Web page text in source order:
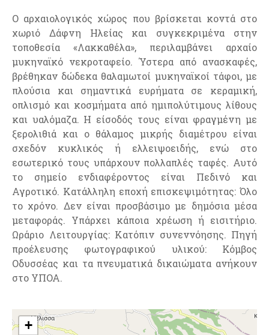
Ο αρχαιολογικός χώρος που βρίσκεται κοντά στο
χωριό Δάφνη Ηλείας και συγκεκριμένα στην
τοποθεσία «Λακκαθέλα», περιλαμβάνει αρχαίο
μυκηναϊκό νεκροταφείο. Ύστερα από ανασκαφές,
βρέθηκαν δώδεκα θαλαμωτοί μυκηναϊκοί τάφοι, με
πλούσια και σημαντικά ευρήματα σε κεραμική,
οπλισμό και κοσμήματα από ημιπολύτιμους λίθους
και υαλόμαζα. Η είσοδός τους είναι φραγμένη με
ξερολιθιά και ο θάλαμος μικρής διαμέτρου είναι
σχεδόν κυκλικός ή ελλειψοειδής, ενώ στο
εσωτερικό τους υπάρχουν πολλαπλές ταφές. Αυτό
το σημείο ενδιαφέροντος είναι Πεδινό και
Αγροτικό. Κατάλληλη εποχή επισκεψιμότητας: Όλο
το χρόνο. Δεν είναι προσβάσιμο με δημόσια μέσα
μεταφοράς. Υπάρχει κάποια χρέωση ή εισιτήριο.
Ωράριο Λειτουργίας: Κατόπιν συνεννόησης. Πηγή
προέλευσης φωτογραφικού υλικού: Κόμβος
Οδυσσέας και τα πνευματικά δικαιώματα ανήκουν
στο ΥΠΟΑ.
+